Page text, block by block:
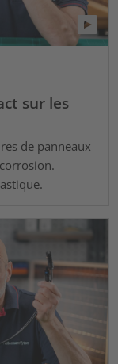
sur les
de panneaux